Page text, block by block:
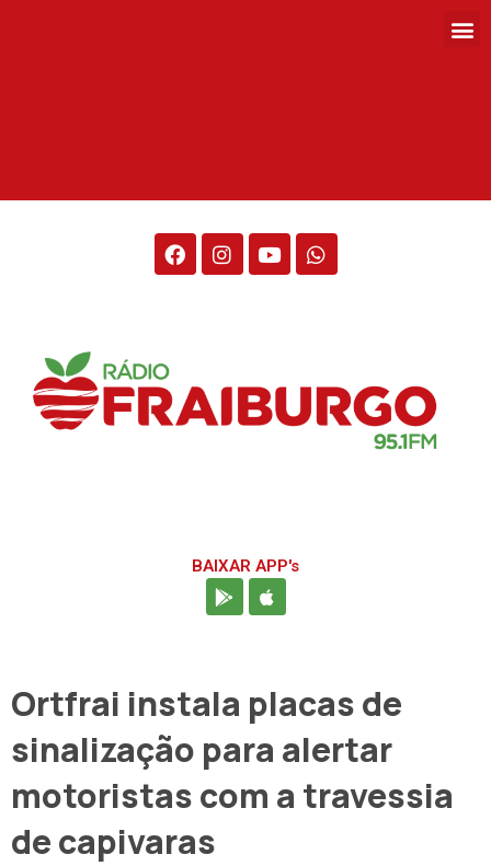
BAIXAR APP's
Ortfrai instala placas de
sinalização para alertar
motoristas com a travessia
de capivaras